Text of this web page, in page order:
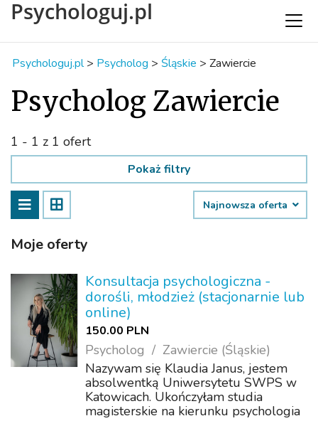
Psychologuj.pl
Psychologuj.pl > Psycholog > Śląskie > Zawiercie
Psycholog Zawiercie
1 - 1 z 1 ofert
Pokaż filtry
Najnowsza oferta
Moje oferty
Konsultacja psychologiczna -
dorośli, młodzież (stacjonarnie lub
online)
150.00 PLN
Psycholog
Zawiercie (Śląskie)
Nazywam się Klaudia Janus, jestem
absolwentką Uniwersytetu SWPS w
Katowicach. Ukończyłam studia
magisterskie na kierunku psychologia